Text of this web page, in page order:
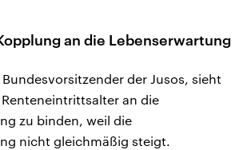
an die Lebenserwartung
der Jusos, sieht
an die
zu binden, weil die
nicht gleichmäßig steigt.